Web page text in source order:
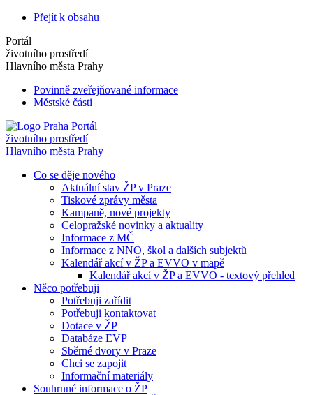
Přejít k obsahu
Portál
životního prostředí
Hlavního města Prahy
Povinně zveřejňované informace
Městské části
Portál
životního prostředí
Hlavního města Prahy
Co se děje nového
Aktuální stav ŽP v Praze
Tiskové zprávy města
Kampaně, nové projekty
Celopražské novinky a aktuality
Informace z MČ
Informace z NNO, škol a dalších subjektů
Kalendář akcí v ŽP a EVVO v mapě
Kalendář akcí v ŽP a EVVO - textový přehled
Něco potřebuji
Potřebuji zařídit
Potřebuji kontaktovat
Dotace v ŽP
Databáze EVP
Sběrné dvory v Praze
Chci se zapojit
Informační materiály
Souhrnné informace o ŽP